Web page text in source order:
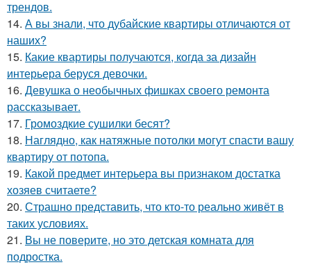
трендов.
14. А вы знали, что дубайские квартиры отличаются от
наших?
15. Какие квартиры получаются, когда за дизайн
интерьера беруся девочки.
16. Девушка о необычных фишках своего ремонта
рассказывает.
17. Громоздкие сушилки бесят?
18. Наглядно, как натяжные потолки могут спасти вашу
квартиру от потопа.
19. Какой предмет интерьера вы признаком достатка
хозяев считаете?
20. Страшно представить, что кто-то реально живёт в
таких условиях.
21. Вы не поверите, но это детская комната для
подростка.